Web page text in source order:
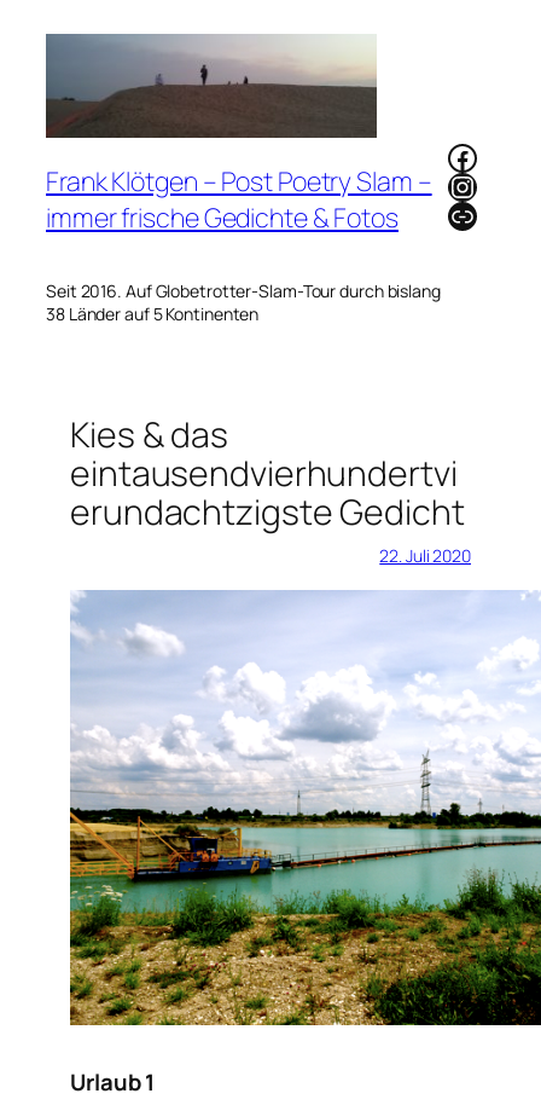
Frank Klötgen – Post Poetry Slam –
immer frische Gedichte & Fotos
Seit 2016. Auf Globetrotter-Slam-Tour durch bislang
38 Länder auf 5 Kontinenten
Link
Kies & das
eintausendvierhundertvi
erundachtzigste Gedicht
22. Juli 2020
Urlaub 1